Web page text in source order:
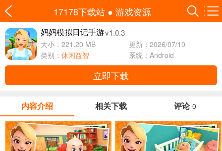
17178下载站 ● 游戏资源
妈妈模拟日记手游v1.0.3
大小：221.20 MB
更新：2026/07/10
类别： 休闲益智 系统：Android
立即下载
内容介绍 相关下载 评论 0